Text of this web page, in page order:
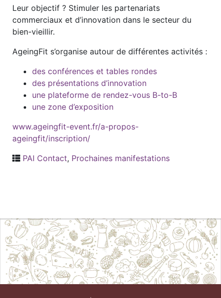
Leur objectif ? Stimuler les partenariats
commerciaux et d’innovation dans le secteur du
bien-vieillir.
AgeingFit s’organise autour de différentes activités :
des conférences et tables rondes
des présentations d’innovation
une plateforme de rendez-vous B-to-B
une zone d’exposition
www.ageingfit-event.fr/a-propos-
ageingfit/inscription/
PAI Contact, Prochaines manifestations